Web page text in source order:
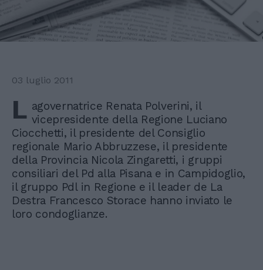
03 luglio 2011
L agovernatrice Renata Polverini, il
vicepresidente della Regione Luciano
Ciocchetti, il presidente del Consiglio
regionale Mario Abbruzzese, il presidente
della Provincia Nicola Zingaretti, i gruppi
consiliari del Pd alla Pisana e in Campidoglio,
il gruppo Pdl in Regione e il leader de La
Destra Francesco Storace hanno inviato le
loro condoglianze.